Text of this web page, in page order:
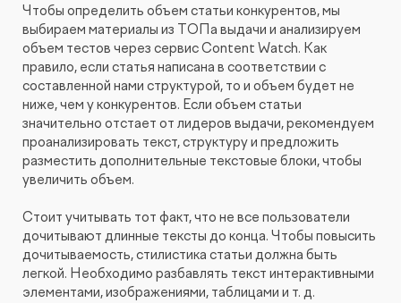
Чтобы определить объем статьи конкурентов, мы
выбираем материалы из ТОПа выдачи и анализируем
объем тестов через сервис Content Watch. Как
правило, если статья написана в соответствии с
составленной нами структурой, то и объем будет не
ниже, чем у конкурентов. Если объем статьи
значительно отстает от лидеров выдачи, рекомендуем
проанализировать текст, структуру и предложить
разместить дополнительные текстовые блоки, чтобы
увеличить объем.
Стоит учитывать тот факт, что не все пользователи
дочитывают длинные тексты до конца. Чтобы повысить
дочитываемость, стилистика статьи должна быть
легкой. Необходимо разбавлять текст интерактивными
элементами, изображениями, таблицами и т. д.